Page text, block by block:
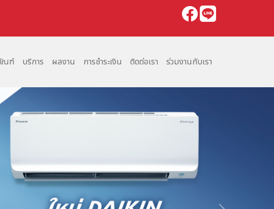
ณฑ์ บริการ ผลงาน การชำระเงิน ติดต่อเรา ร่วมงานกับเรา